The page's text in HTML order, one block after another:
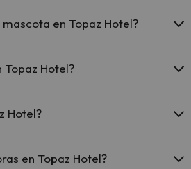
de Wi-Fi.en Topaz Hotel?
Topaz Hotel?
Hotel?
y otras instalaciones.
en Topaz Hotel?